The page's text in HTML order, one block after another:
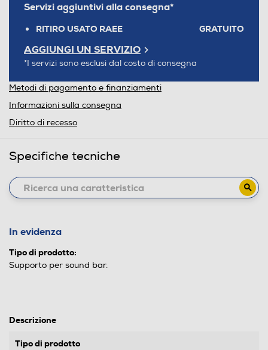
Servizi aggiuntivi alla consegna*
RITIRO USATO RAEE GRATUITO
AGGIUNGI UN SERVIZIO
*I servizi sono esclusi dal costo di consegna
Metodi di pagamento e finanziamenti
Informazioni sulla consegna
Diritto di recesso
Specifiche tecniche
In evidenza
Tipo di prodotto:
Supporto per sound bar.
Descrizione
Tipo di prodotto